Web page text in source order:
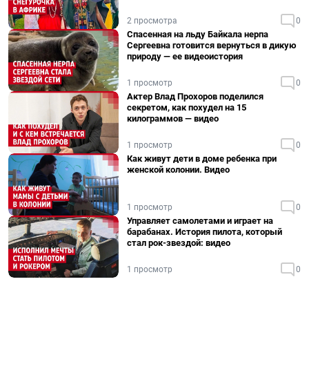
2 просмотра 0
Спасенная на льду Байкала нерпа
Сергеевна готовится вернуться в дикую
природу — ее видеоистория
1 просмотр 0
Актер Влад Прохоров поделился
секретом, как похудел на 15
килограммов — видео
1 просмотр 0
Как живут дети в доме ребенка при
женской колонии. Видео
1 просмотр 0
Управляет самолетами и играет на
барабанах. История пилота, который
стал рок-звездой: видео
1 просмотр 0